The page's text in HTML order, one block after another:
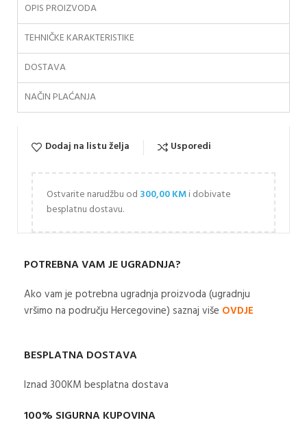
OPIS PROIZVODA
TEHNIČKE KARAKTERISTIKE
DOSTAVA
NAČIN PLAĆANJA
Dodaj na listu želja Usporedi
Ostvarite narudžbu od 300,00KMi dobivate
besplatnu dostavu.
POTREBNA VAM JE UGRADNJA?
Ako vam je potrebna ugradnja proizvoda (ugradnju
vršimo na području Hercegovine) saznaj više OVDJE
BESPLATNA DOSTAVA
Iznad 300KM besplatna dostava​
100% SIGURNA KUPOVINA